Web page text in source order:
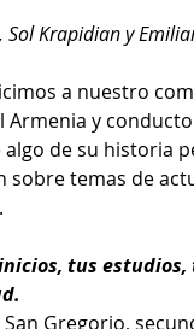
Krapidian y
a nuestro
y
algo de su historia
temas de
tus
Gregorio,